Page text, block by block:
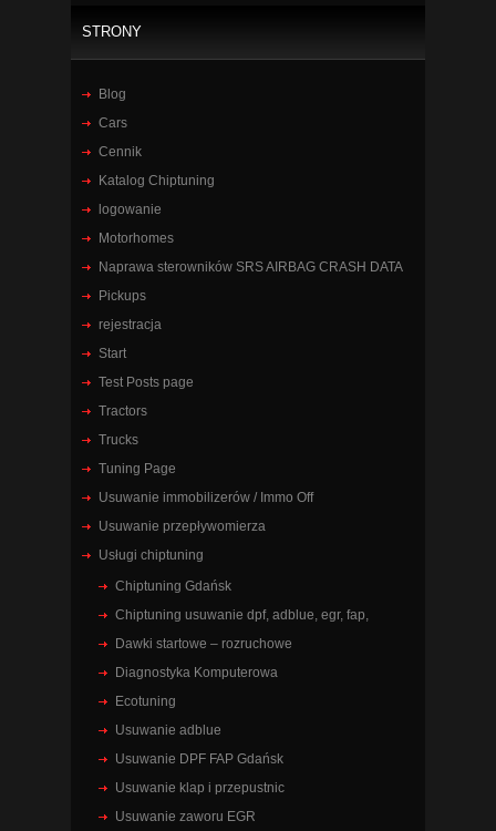
STRONY
Blog
Cars
Cennik
Katalog Chiptuning
logowanie
Motorhomes
Naprawa sterowników SRS AIRBAG CRASH DATA
Pickups
rejestracja
Start
Test Posts page
Tractors
Trucks
Tuning Page
Usuwanie immobilizerów / Immo Off
Usuwanie przepływomierza
Usługi chiptuning
Chiptuning Gdańsk
Chiptuning usuwanie dpf, adblue, egr, fap,
Dawki startowe – rozruchowe
Diagnostyka Komputerowa
Ecotuning
Usuwanie adblue
Usuwanie DPF FAP Gdańsk
Usuwanie klap i przepustnic
Usuwanie zaworu EGR